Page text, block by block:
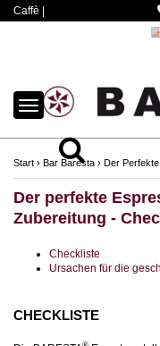
Caffè |
TOGGLE
NAVIGATION
Start › Bar Baresta › Der
Der perfekte
Zubereitung -
Checkliste
Ursachen für die
CHECKLISTE